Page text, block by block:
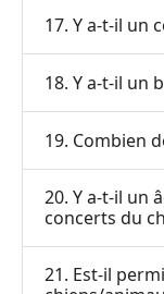
17. Y a-t-il un
18. Y a-t-il un
19. Combien
20. Y a-t-il un
concerts du
21. Est-il